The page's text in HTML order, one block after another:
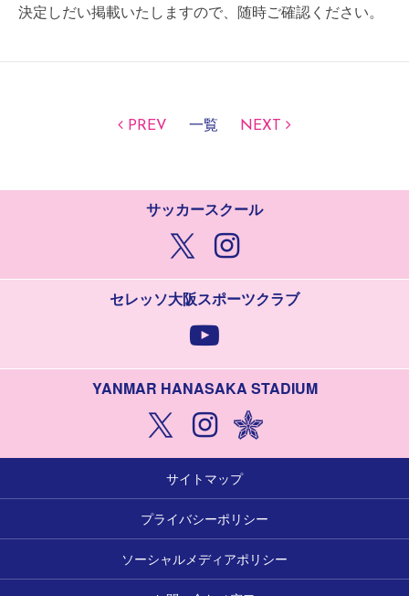
決定しだい掲載いたしますので、随時ご確認ください。
PREV 一覧 NEXT
サッカースクール
セレッソ大阪スポーツクラブ
YANMAR HANASAKA STADIUM
サイトマップ
プライバシーポリシー
ソーシャルメディアポリシー